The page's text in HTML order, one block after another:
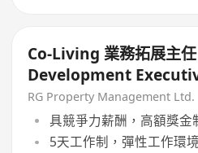
Co-Living 業務拓展主
Development
Living)
RG Property Management Ltd.
具競爭力薪酬，高額獎金
5天工作制，彈性工作環